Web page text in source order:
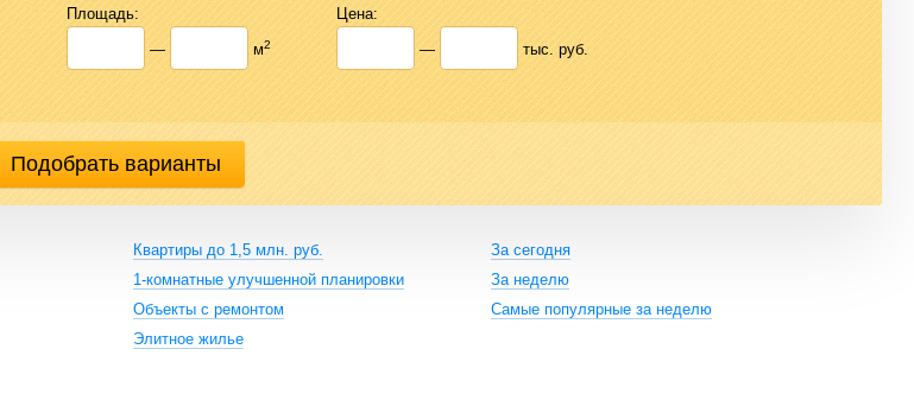
Площадь:
—
м2
Цена:
—
тыс. руб.
Квартиры до 1,5 млн. руб.
1-комнатные улучшенной планировки
Объекты с ремонтом
Элитное жилье
За сегодня
За неделю
Самые популярные за неделю